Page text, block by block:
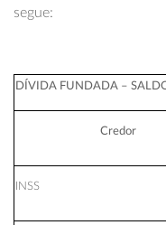
segue:
DÍVIDA FUNDADA –
Credor
INSS